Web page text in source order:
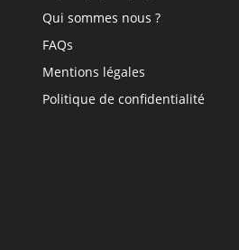
Qui sommes nous ?
FAQs
Mentions légales
Politique de confidentialité